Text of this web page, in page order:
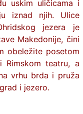
uskim uličicama i
iznad njih. Ulice
jezera je
Makedonije, čini
obeležite posetom
Rimskom teatru, a
vrhu brda i pruža
i jezero.